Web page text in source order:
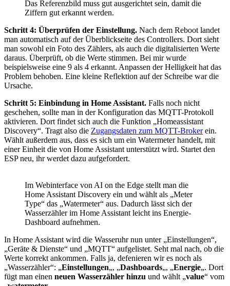
Das Referenzbild muss gut ausgerichtet sein, damit die
Ziffern gut erkannt werden.
Schritt 4: Überprüfen der Einstellung. Nach dem Reboot landet
man automatisch auf der Überblickseite des Controllers. Dort sieht
man sowohl ein Foto des Zählers, als auch die digitalisierten Werte
daraus. Überprüft, ob die Werte stimmen. Bei mir wurde
beispielsweise eine 9 als 4 erkannt. Anpassen der Helligkeit hat das
Problem behoben. Eine kleine Reflektion auf der Schreibe war die
Ursache.
Schritt 5: Einbindung in Home Assistant. Falls noch nicht
geschehen, sollte man in der Konfiguration das MQTT-Protokoll
aktivieren. Dort findet sich auch die Funktion „Homeassistant
Discovery“. Tragt also die Zugangsdaten zum MQTT-Brokerein.
Wählt außerdem aus, dass es sich um ein Watermeter handelt, mit
einer Einheit die von Home Assistant unterstützt wird. Startet den
ESP neu, ihr werdet dazu aufgefordert.
Im Webinterface von AI on the Edge stellt man die
Home Assistant Discovery ein und wählt als „Meter
Type“ das „Watermeter“ aus. Dadurch lässt sich der
Wasserzähler im Home Assistant leicht ins Energie-
Dashboard aufnehmen.
In Home Assistant wird die Wasseruhr nun unter „Einstellungen“,
„Geräte & Dienste“ und „MQTT“ aufgelistet. Seht mal nach, ob die
Werte korrekt ankommen. Falls ja, defenieren wir es noch als
„Wasserzähler“: „Einstellungen„, „Dashboards„, „Energie„. Dort
fügt man einen neuen Wasserzähler hinzu und wählt „value“ vom